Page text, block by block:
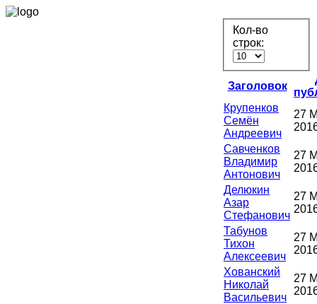
Кол-во
строк:
Заголовок
Крупенков
Семён
Андреевич
27
Савченков
Владимир
Антонович
27
Делюкин
Азар
Стефанович
27
Табунов
Тихон
Алексеевич
27
Хованский
Николай
Васильевич
27